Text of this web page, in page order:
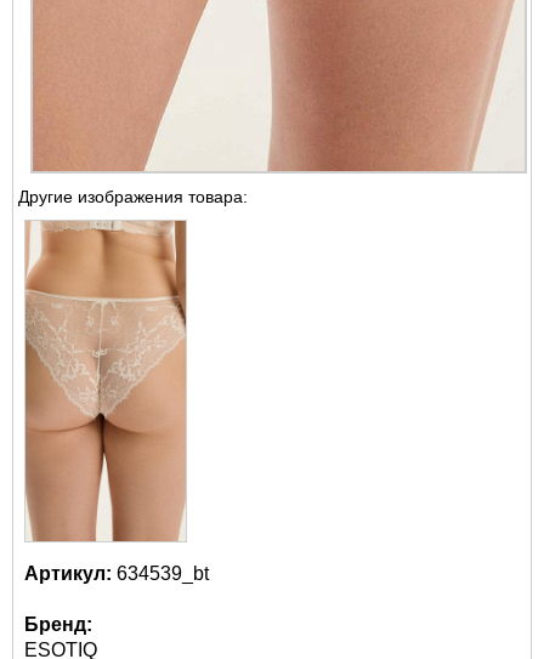
Другие изображения товара:
Артикул: 634539_bt
Бренд:
ESOTIQ